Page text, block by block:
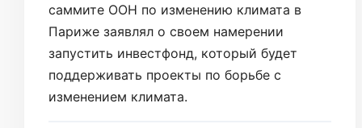
саммите ООН по изменению климата в
Париже заявлял о своем намерении
запустить инвестфонд, который будет
поддерживать проекты по борьбе с
изменением климата.